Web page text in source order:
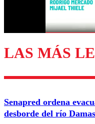
LAS MÁS
Senapred ordena
desborde del río